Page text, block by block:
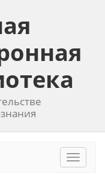
Toggle